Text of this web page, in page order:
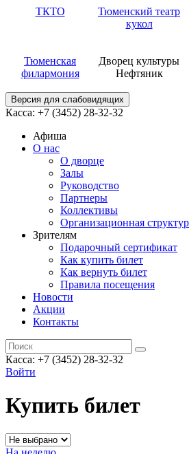
ТКТО
Тюменский театр
кукол
Тюменская
филармония
Дворец культуры
Нефтяник
Версия для слабовидящих
Касса: +7 (3452) 28-32-32
Афиша
О нас
О дворце
Залы
Руководство
Партнеры
Коллективы
Организационная
Зрителям
Подарочный сертификат
Как купить билет
Как вернуть билет
Правила посещения
Новости
Акции
Контакты
Касса: +7 (3452) 28-32-32
Войти
Купить билет